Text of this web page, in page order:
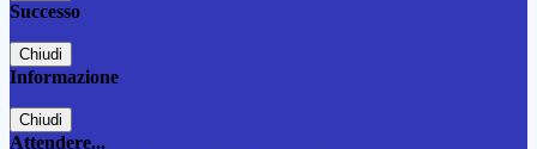
Successo
Chiudi
Informazione
Chiudi
Attendere...